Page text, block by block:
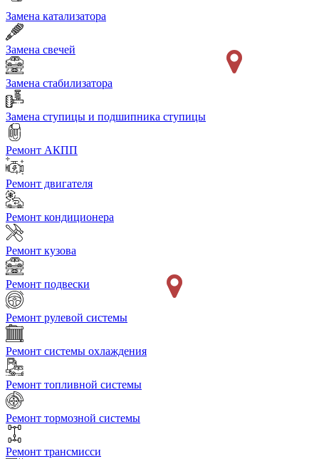
Замена катализатора
Замена свечей
Замена стабилизатора
Замена ступицы и подшипника ступицы
Ремонт АКПП
Ремонт двигателя
Ремонт кондиционера
Ремонт кузова
Ремонт подвески
Ремонт рулевой системы
Ремонт системы охлаждения
Ремонт топливной системы
Ремонт тормозной системы
Ремонт трансмисси